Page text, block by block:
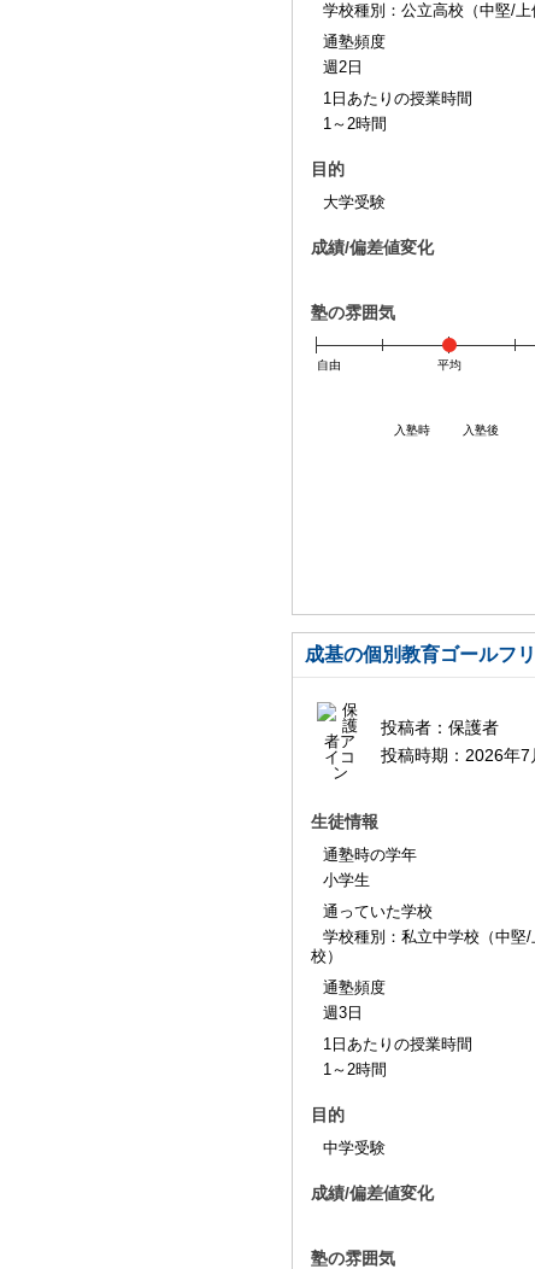
学校種別：公立高校（中堅/上
通塾頻度
週2日
1日あたりの授業時間
1～2時間
目的
大学受験
成績/偏差値変化
入塾時 入塾後
塾の雰囲気
自由 平均
成基の個別教育ゴールフ
投稿者： 保護者
投稿時期： 2026年7
生徒情報
通塾時の学年
小学生
通っていた学校
学校種別：私立中学校（中堅/
校）
通塾頻度
週3日
1日あたりの授業時間
1～2時間
目的
中学受験
成績/偏差値変化
塾の雰囲気